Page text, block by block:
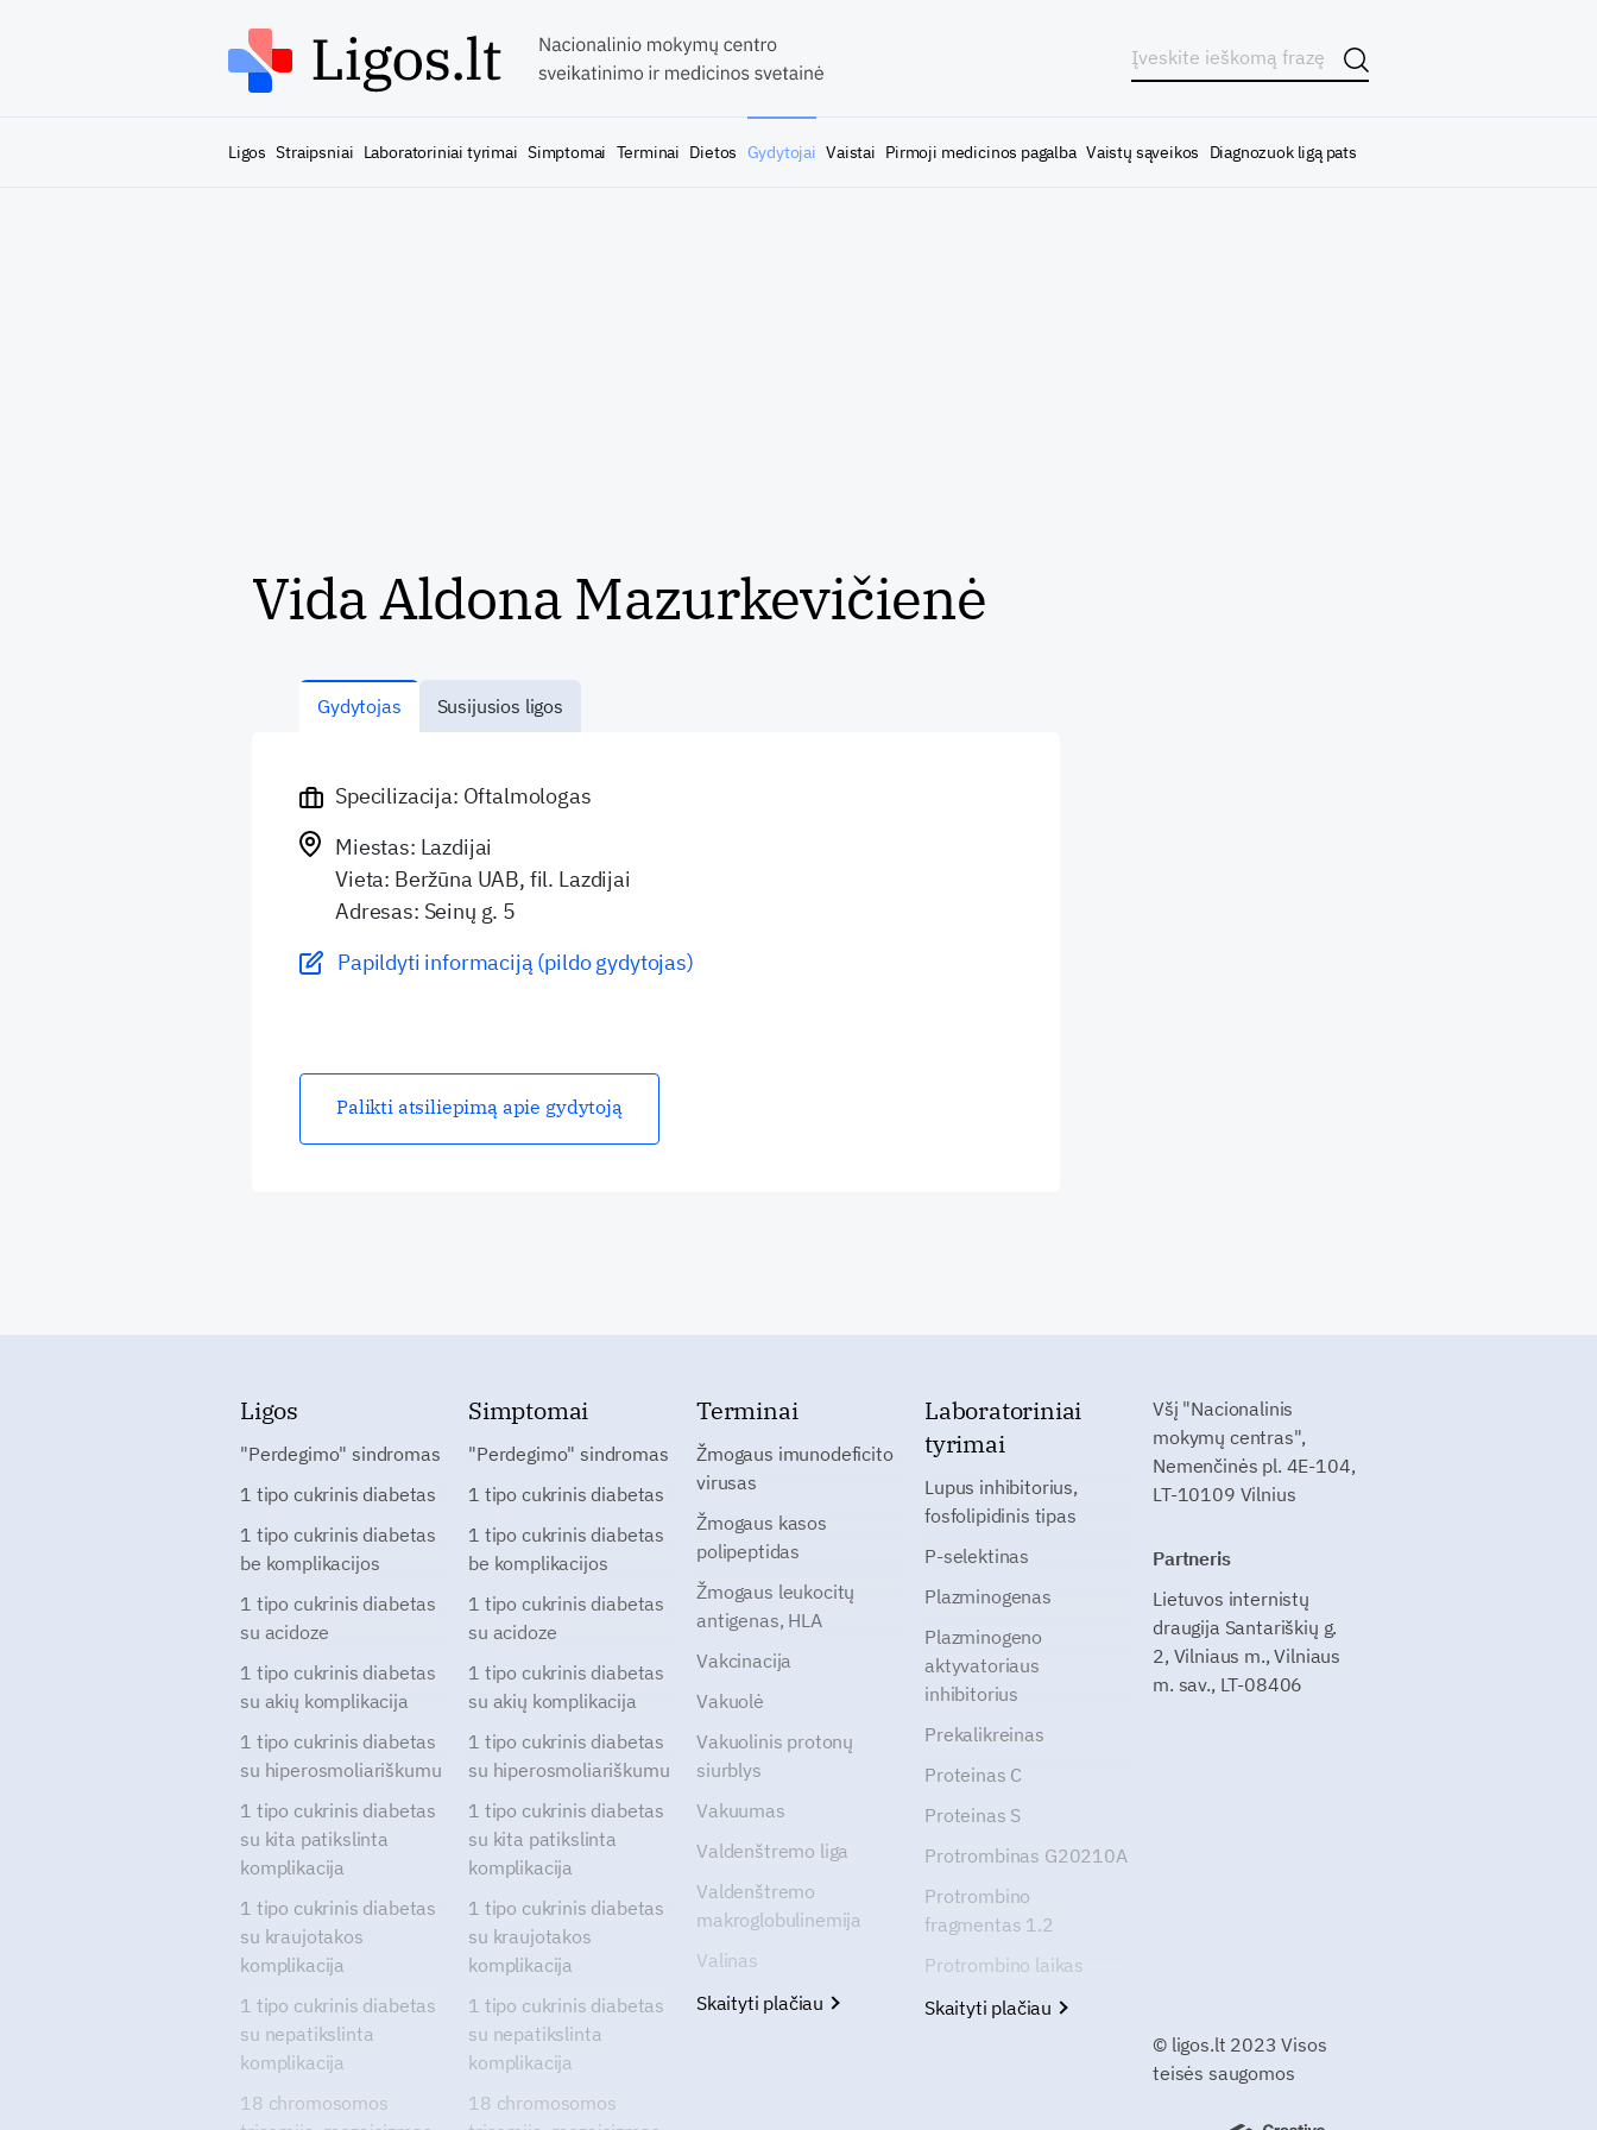
Ligos Straipsniai Laboratoriniai tyrimai Simptomai Terminai Dietos Gydytojai Vaistai Pirmoji medicinos pagalba Vaistų sąveikos Diagnozuok ligą pats
Vida Aldona Mazurkevičienė
Gydytojas Susijusios ligos
Specilizacija: Oftalmologas
Miestas: Lazdijai
Vieta: Beržūna UAB, fil. Lazdijai
Adresas: Seinų g. 5
Papildyti informaciją (pildo gydytojas)
Palikti atsiliepimą apie gydytoją
Ligos
"Perdegimo" sindromas
1 tipo cukrinis diabetas
1 tipo cukrinis diabetas
be komplikacijos
1 tipo cukrinis diabetas
su acidoze
1 tipo cukrinis diabetas
su akių komplikacija
1 tipo cukrinis diabetas
su hiperosmoliariškumu
1 tipo cukrinis diabetas
su kita patikslinta
komplikacija
1 tipo cukrinis diabetas
su kraujotakos
komplikacija
1 tipo cukrinis diabetas
su nepatikslinta
komplikacija
18 chromosomos
Simptomai
"Perdegimo" sindromas
1 tipo cukrinis diabetas
1 tipo cukrinis diabetas
be komplikacijos
1 tipo cukrinis diabetas
su acidoze
1 tipo cukrinis diabetas
su akių komplikacija
1 tipo cukrinis diabetas
su hiperosmoliariškumu
1 tipo cukrinis diabetas
su kita patikslinta
komplikacija
1 tipo cukrinis diabetas
su kraujotakos
komplikacija
1 tipo cukrinis diabetas
su nepatikslinta
komplikacija
18 chromosomos
Terminai
Žmogaus imunodeficito
virusas
Žmogaus kasos
polipeptidas
Žmogaus leukocitų
antigenas, HLA
Vakcinacija
Vakuolė
Vakuolinis protonų
siurblys
Vakuumas
Valdenštremo liga
Valdenštremo
makroglobulinemija
Valinas
Skaityti plačiau
Laboratoriniai
tyrimai
Lupus inhibitorius,
fosfolipidinis tipas
P-selektinas
Plazminogenas
Plazminogeno
aktyvatoriaus
inhibitorius
Prekalikreinas
Proteinas C
Proteinas S
Protrombinas G20210A
Protrombino
fragmentas 1.2
Protrombino laikas
Skaityti plačiau
Všį "Nacionalinis
mokymų centras",
Nemenčinės pl. 4E-104,
LT-10109 Vilnius
Partneris
Lietuvos internistų
draugija Santariškių g.
2, Vilniaus m., Vilniaus
m. sav., LT-08406
© ligos.lt 2023 Visos
teisės saugomos